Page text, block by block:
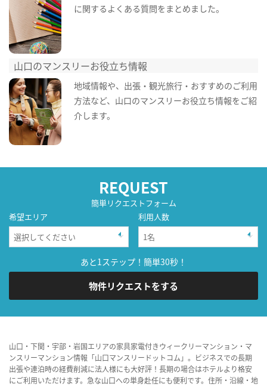
に関するよくある質問をまとめました。
山口のマンスリーお役立ち情報
地域情報や、出張・観光旅行・おすすめのご利用
方法など、山口のマンスリーお役立ち情報をご紹
介します。
REQUEST
簡単リクエストフォーム
希望エリア
利用人数
あと1ステップ！簡単30秒！
物件リクエストをする
山口・下関・宇部・岩国エリアの家具家電付きウィークリーマンション・マ
ンスリーマンション情報「山口マンスリードットコム」。ビジネスでの長期
出張や連泊時の経費削減に法人様にも大好評！長期の場合はホテルより格安
にご利用いただけます。急な山口への単身赴任にも便利です。住所・沿線・地